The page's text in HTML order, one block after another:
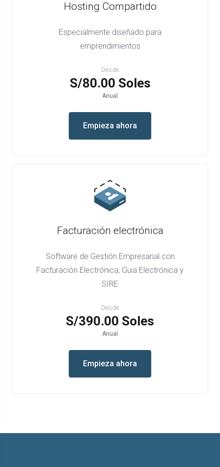
Hosting Compartido
Especialmente diseñado para
emprendimientos
Desde
S/80.00 Soles
Anual
Empieza ahora
Facturación electrónica
Software de Gestión Empresarial con
Facturación Electrónica, Guia Electrónica y
SIRE
Desde
S/390.00 Soles
Anual
Empieza ahora